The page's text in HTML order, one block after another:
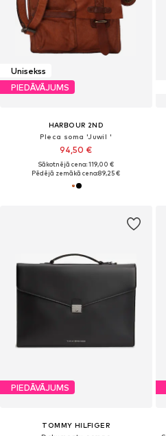
Unisekss
PIEDĀVĀJUMS
HARBOUR 2ND
Pleca soma 'Juwil '
94,50 €
Sākotnējā cena: 119,00 €
Pēdējā zemākā cena:89,25 €
PIEDĀVĀJUMS
TOMMY HILFIGER